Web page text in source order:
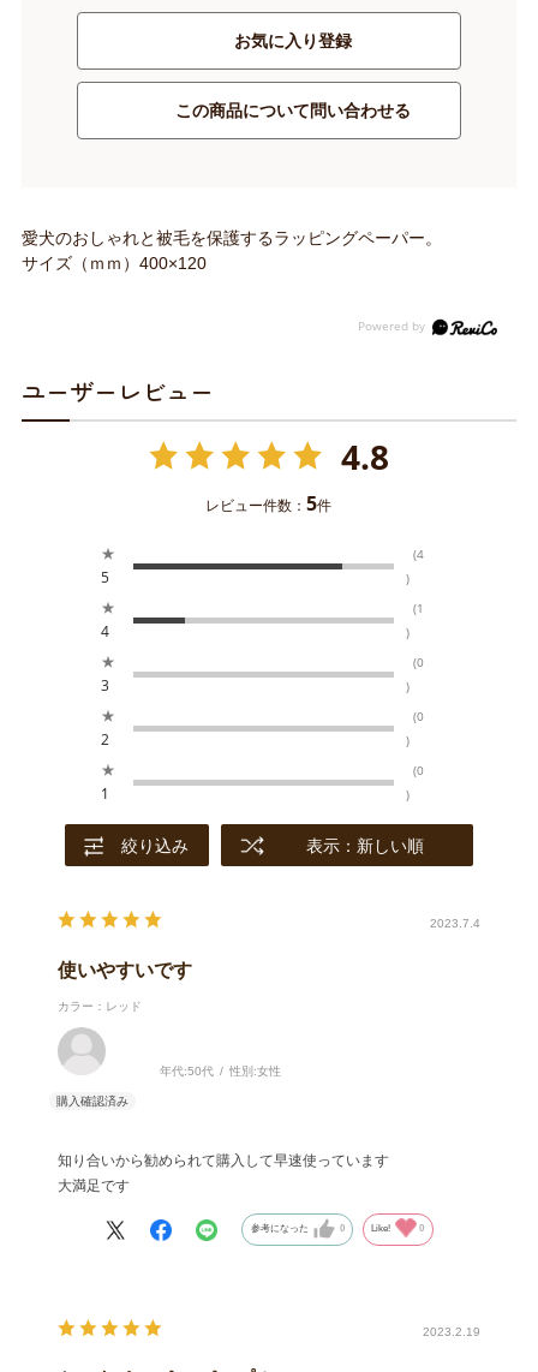
お気に入り登録
この商品について問い合わせる
愛犬のおしゃれと被毛を保護するラッピングペーパー。
サイズ（ｍｍ）400×120
ユーザーレビュー
4.8
レビュー件数：5件
★
5
(4
)
★
4
(1
)
★
3
(0
)
★
2
(0
)
★
1
(0
)
絞り込み 表示：新しい順
2023.7.4
使いやすいです
カラー：レッド
年代:50代 性別:女性
知り合いから勧められて購入して早速使っています
大満足です
参考になった 0 Like! 0
2023.2.19